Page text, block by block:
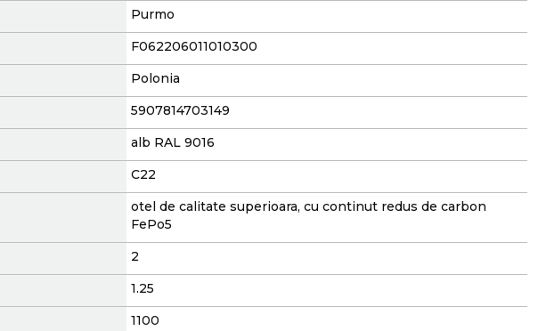
Purmo
F062206011010300
Polonia
5907814703149
alb RAL 9016
C22
otel de calitate superioara, cu continut redus de carbon
FePo5
2
1.25
1100